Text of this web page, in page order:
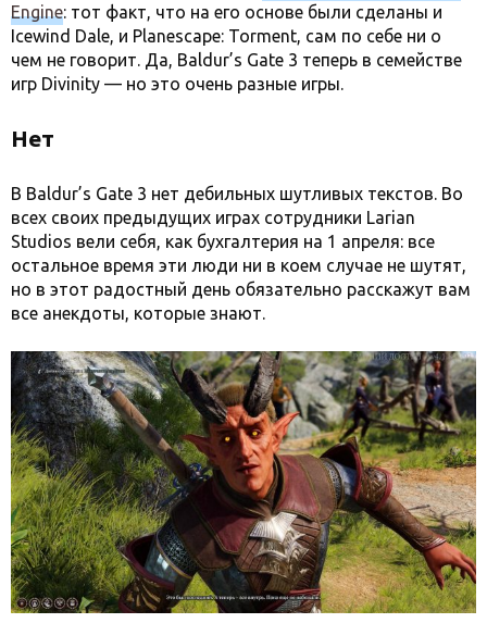
Engine: тот факт, что на его основе были сделаны и
Icewind Dale, и Planescape: Torment, сам по себе ни о
чем не говорит. Да, Baldur’s Gate 3 теперь в семействе
игр Divinity — но это очень разные игры.
Нет
В Baldur’s Gate 3 нет дебильных шутливых текстов. Во
всех своих предыдущих играх сотрудники Larian
Studios вели себя, как бухгалтерия на 1 апреля: все
остальное время эти люди ни в коем случае не шутят,
но в этот радостный день обязательно расскажут вам
все анекдоты, которые знают.